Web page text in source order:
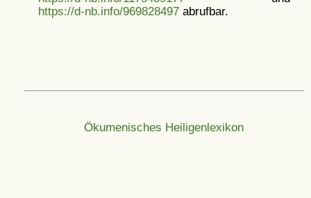
https://d-nb.info/969828497abrufbar.
Ökumenisches Heiligenlexikon